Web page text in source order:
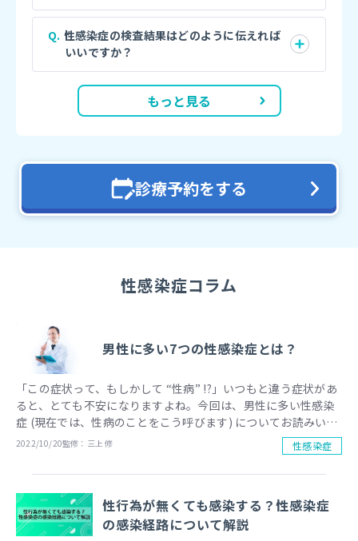
性感染症の検査結果はどのように伝えれば
いいですか？
もっと見る
診療予約をする
性感染症コラム
男性に多い7つの性感染症とは？
「この症状って、もしかして “性病” !?」いつもと違う症状があ
ると、とても不安になりますよね。今回は、男性に多い性感染
症 (現在では、性病のことをこう呼びます) についてお読みいた
だき、ご自身の症状に当てはまるものが無いか、確認してみて
2022/10/20監修： 三上 修 性感染症
性行為が無くても感染する？性感染症
の感染経路について解説